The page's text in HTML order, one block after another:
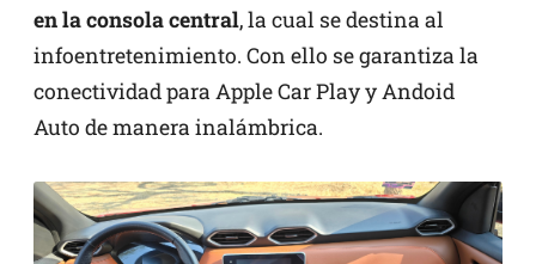
en la consola central, la cual se destina al
infoentretenimiento. Con ello se garantiza la
conectividad para Apple Car Play y Andoid
Auto de manera inalámbrica.